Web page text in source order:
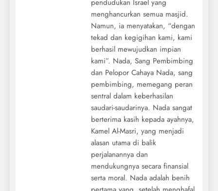
pendudukan Israel yang
menghancurkan semua masjid.
Namun, ia menyatakan, “dengan
tekad dan kegigihan kami, kami
berhasil mewujudkan impian
kami”. Nada, Sang Pembimbing
dan Pelopor Cahaya Nada, sang
pembimbing, memegang peran
sentral dalam keberhasilan
saudari-saudarinya. Nada sangat
berterima kasih kepada ayahnya,
Kamel Al-Masri, yang menjadi
alasan utama di balik
perjalanannya dan
mendukungnya secara finansial
serta moral. Nada adalah benih